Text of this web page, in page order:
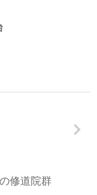
修道院群